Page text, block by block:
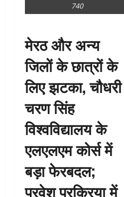
740
मेरठ और अन्य
जिलों के छात्रों के
लिए झटका, चौधरी
चरण सिंह
विश्वविद्यालय के
एलएलएम कोर्स में
बड़ा फेरबदल;
प्रवेश प्रक्रिया में